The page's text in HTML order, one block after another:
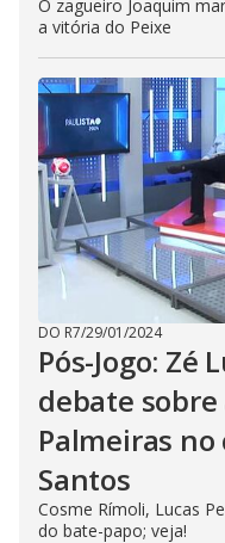
O zagueiro Joaquim
a vitória do Peixe
DO R7/29/01/2024
Pós-Jogo: Zé
debate
Palmeiras
Santos
Cosme Rímoli, Lucas
do bate-papo; veja!